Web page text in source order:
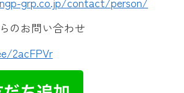
のお問い合わせ
2acFPVr